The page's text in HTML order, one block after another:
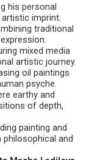
his personal
imprint.
traditional
mixed media
artistic journey.
oil paintings
psyche.
earthy and
of depth,
painting and
and